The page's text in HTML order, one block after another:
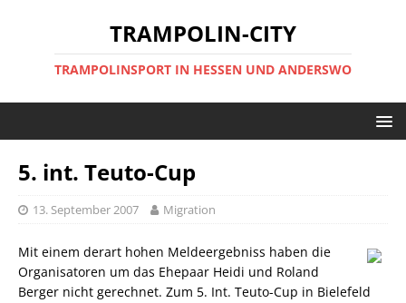
TRAMPOLIN-CITY
TRAMPOLINSPORT IN HESSEN UND ANDERSWO
5. int. Teuto-Cup
13. September 2007 Migration
Mit einem derart hohen Meldeergebniss haben die
Organisatoren um das Ehepaar Heidi und Roland
Berger nicht gerechnet. Zum 5. Int. Teuto-Cup in Bielefeld